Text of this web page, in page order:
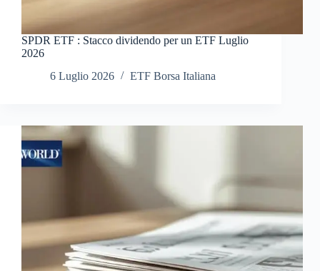
SPDR ETF : Stacco dividendo per un ETF Luglio
2026
6 Luglio 2026
ETF Borsa Italiana